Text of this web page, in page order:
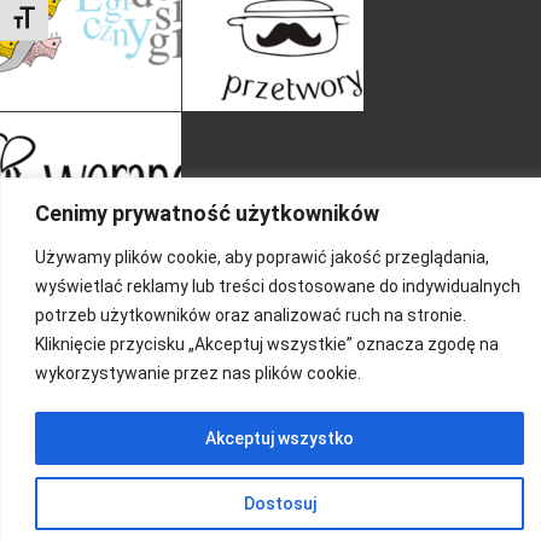
Cenimy prywatność użytkowników
Używamy plików cookie, aby poprawić jakość przeglądania,
wyświetlać reklamy lub treści dostosowane do indywidualnych
potrzeb użytkowników oraz analizować ruch na stronie.
Kliknięcie przycisku „Akceptuj wszystkie” oznacza zgodę na
wykorzystywanie przez nas plików cookie.
Dostosuj
Akceptuj wszystko
Toggle Font size